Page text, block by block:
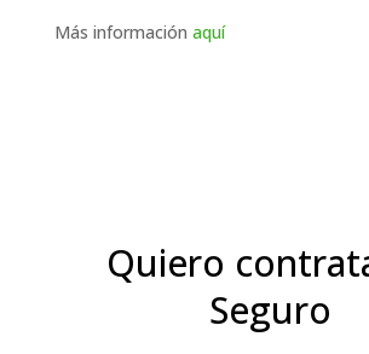
Más información aquí
Quiero
Seguro